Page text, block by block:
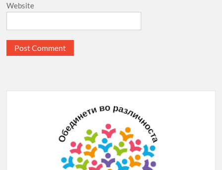
Website